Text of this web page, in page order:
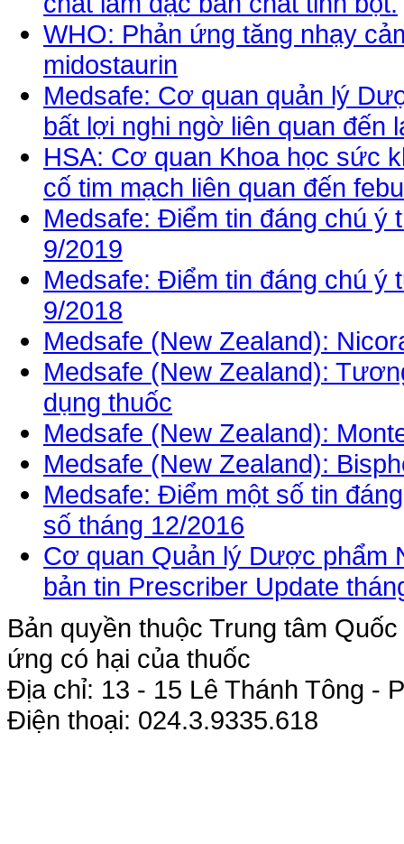
WHO: Phản ứng tăng nhạy
midostaurin
Medsafe: Cơ quan quản lý
bất lợi nghi ngờ liên quan đến
HSA: Cơ quan Khoa học sức
cố tim mạch liên quan đến
Medsafe: Điểm tin đáng chú ý
9/2019
Medsafe: Điểm tin đáng chú ý
9/2018
Medsafe (New Zealand):
Medsafe (New Zealand):
dụng thuốc
Medsafe (New Zealand):
Medsafe (New Zealand):
Medsafe: Điểm một số tin
số tháng 12/2016
Cơ quan Quản lý Dược phẩm
bản tin Prescriber Update
Bản quyền thuộc Trung tâm
ứng có hại của thuốc
Địa chỉ: 13 - 15 Lê Thánh Tông -
Điện thoại: 024.3.9335.618